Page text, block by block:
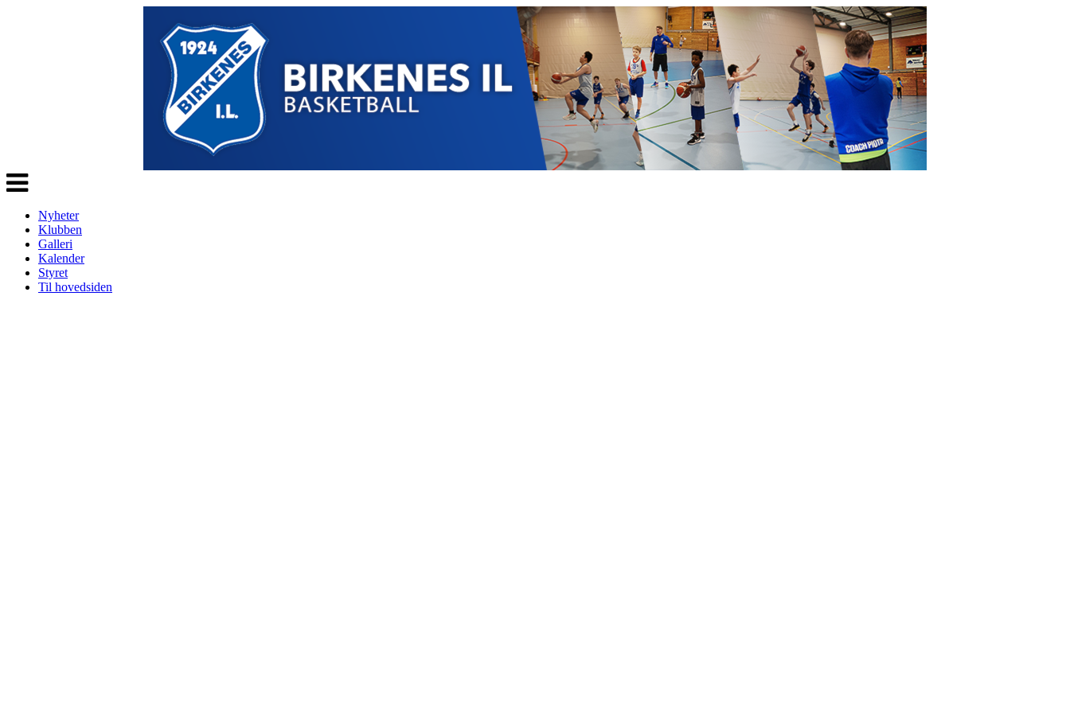
Veksle
navigasjon
Nyheter
Klubben
Galleri
Kalender
Styret
Til hovedsiden